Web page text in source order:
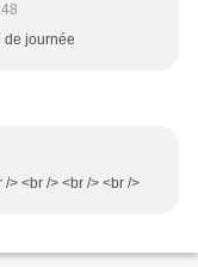
de journée
> <br /> <br /> <br />